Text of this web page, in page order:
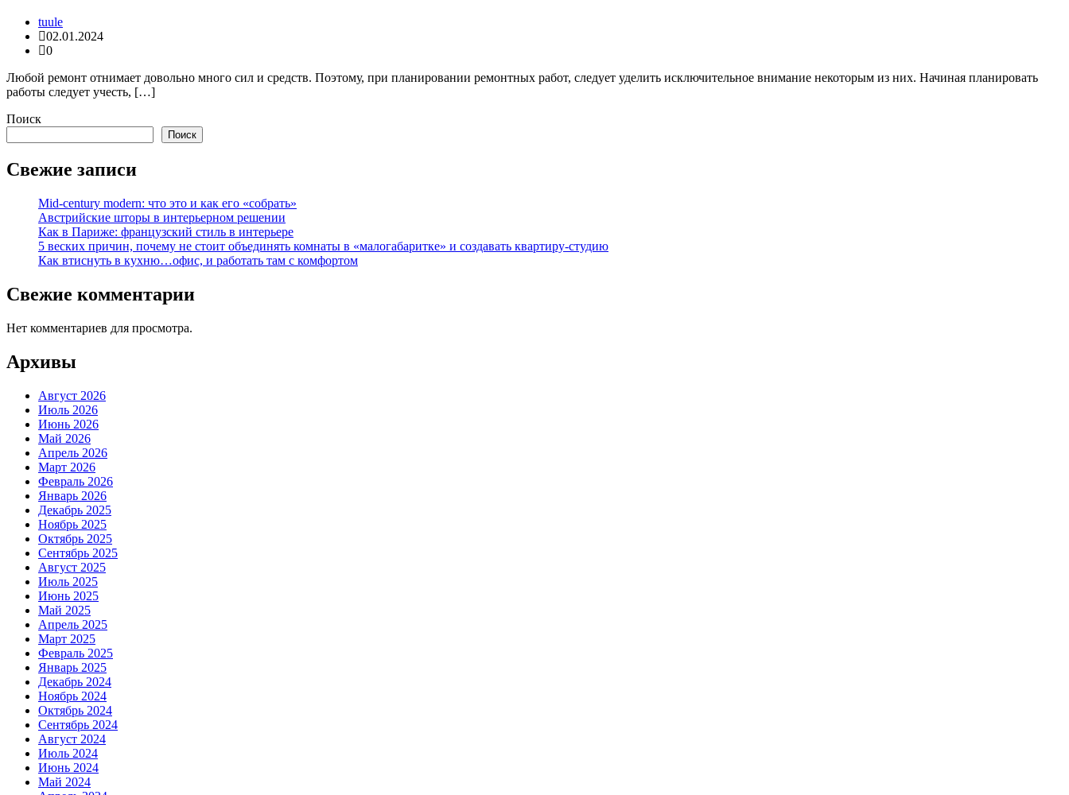
tuule
02.01.2024
0
Любой ремонт отнимает довольно много сил и средств. Поэтому, при планировании ремонтных работ, следует уделить исключительное внимание некоторым из них. Начиная планировать
работы следует учесть, […]
Поиск
Поиск
Свежие записи
Mid-century modern: что это и как его «собрать»
Австрийские шторы в интерьерном решении
Как в Париже: французский стиль в интерьере
5 веских причин, почему не стоит объединять комнаты в «малогабаритке» и создавать квартиру-студию
Как втиснуть в кухню…офис, и работать там с комфортом
Свежие комментарии
Нет комментариев для просмотра.
Архивы
Август 2026
Июль 2026
Июнь 2026
Май 2026
Апрель 2026
Март 2026
Февраль 2026
Январь 2026
Декабрь 2025
Ноябрь 2025
Октябрь 2025
Сентябрь 2025
Август 2025
Июль 2025
Июнь 2025
Май 2025
Апрель 2025
Март 2025
Февраль 2025
Январь 2025
Декабрь 2024
Ноябрь 2024
Октябрь 2024
Сентябрь 2024
Август 2024
Июль 2024
Июнь 2024
Май 2024